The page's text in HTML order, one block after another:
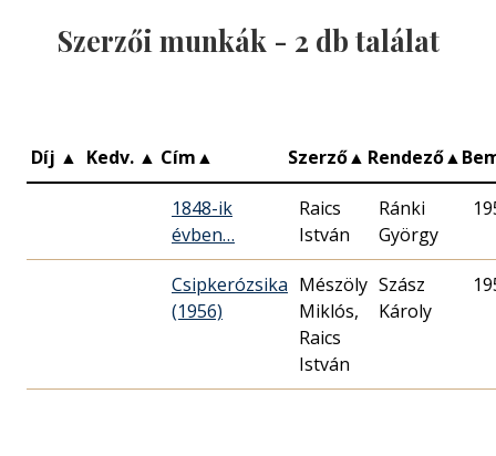
Szerzői munkák - 2 db találat
Díj ▲ Kedv. ▲ Cím▲ Szerző▲ Rendező▲
1848-ik
évben…
Raics
István
Ránki
György
Csipkerózsika
(1956)
Mészöly
Miklós,
Raics
István
Szász
Károly